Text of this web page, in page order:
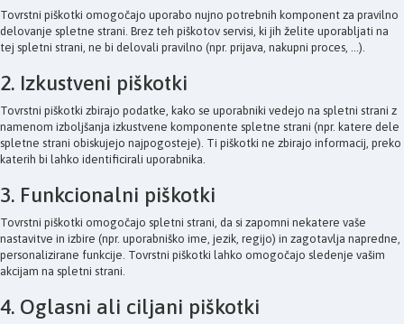
Tovrstni piškotki omogočajo uporabo nujno potrebnih komponent za pravilno
delovanje spletne strani. Brez teh piškotov servisi, ki jih želite uporabljati na
tej spletni strani, ne bi delovali pravilno (npr. prijava, nakupni proces, ...).
2. Izkustveni piškotki
Tovrstni piškotki zbirajo podatke, kako se uporabniki vedejo na spletni strani z
namenom izboljšanja izkustvene komponente spletne strani (npr. katere dele
spletne strani obiskujejo najpogosteje). Ti piškotki ne zbirajo informacij, preko
katerih bi lahko identificirali uporabnika.
3. Funkcionalni piškotki
Tovrstni piškotki omogočajo spletni strani, da si zapomni nekatere vaše
nastavitve in izbire (npr. uporabniško ime, jezik, regijo) in zagotavlja napredne,
personalizirane funkcije. Tovrstni piškotki lahko omogočajo sledenje vašim
akcijam na spletni strani.
4. Oglasni ali ciljani piškotki